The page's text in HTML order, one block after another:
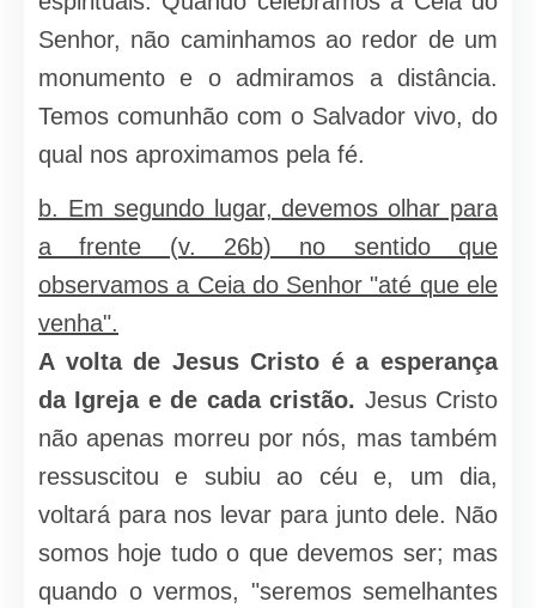
Senhor, não caminhamos ao redor de um
monumento e o admiramos a distância.
Temos comunhão com o Salvador vivo, do
qual nos aproximamos pela fé.
b. Em segundo lugar, devemos olhar para
a frente (v. 26b) no sentido que
observamos a Ceia do Senhor "até que ele
venha".
A volta de Jesus Cristo é a esperança
da Igreja e de cada cristão. Jesus Cristo
não apenas morreu por nós, mas também
ressuscitou e subiu ao céu e, um dia,
voltará para nos levar para junto dele. Não
somos hoje tudo o que devemos ser; mas
quando o vermos, "seremos semelhantes